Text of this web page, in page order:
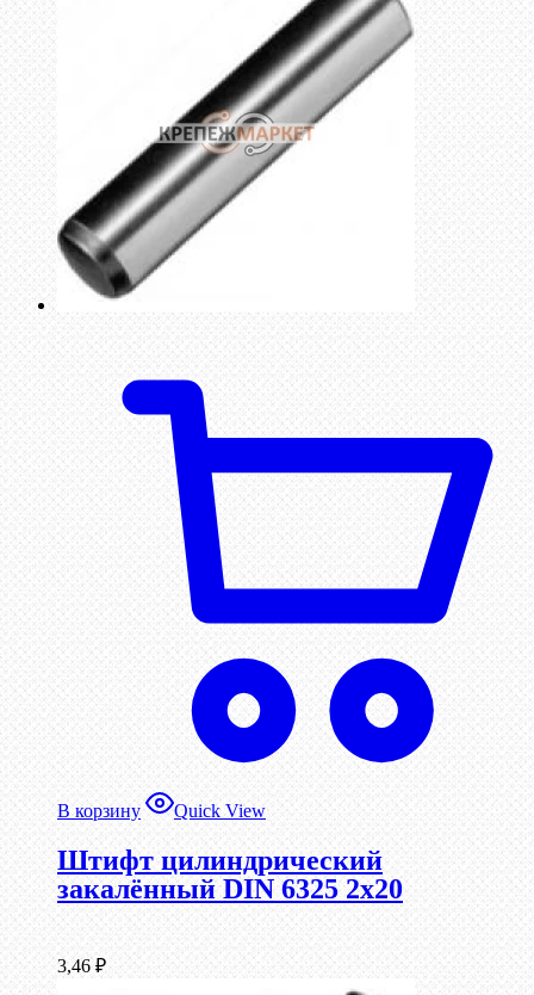
В корзину Quick View
Штифт цилиндрический
закалённый DIN 6325 2х20
3,46 ₽